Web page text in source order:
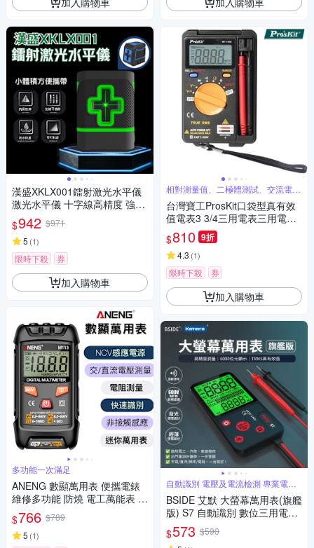
漢盛XKLX001鐳射激光水平儀
激光水平儀 十字線高精度 強光
紅外線 斜線 防水 攜帶型小型水
平儀
$942 $971
5 (1)
限時下殺 券
加入購物車
多功能一次滿足
ANENG 數顯萬用表 便攜電錶
維修多功能 防燒 電工萬能表 數
顯 萬用數字表 自動電表 DIY必
備
$766 $789
5 (1)
相對測量值、二極體測試、交流電壓
真有效
台灣寶工ProsKit口袋型真有效
值電表3 3/4三用電表三用電錶
MT-1506(過壓保護,附探針;台
灣公司貨,享1年保固)迷你電表
攜帶型電錶 量交流電壓二極體
電阻電容
$810 9折
4.3 (1)
限時下殺 券
加入購物車
自動識別 電壓及電流檢測 專業電工
首選
BSIDE 艾默 大螢幕萬用表(旗艦
版) S7 自動識別 數位三用電表
手持電表 電工神器 USB充電萬
用表 非接觸測電壓 火線辨識 居
$573 $590